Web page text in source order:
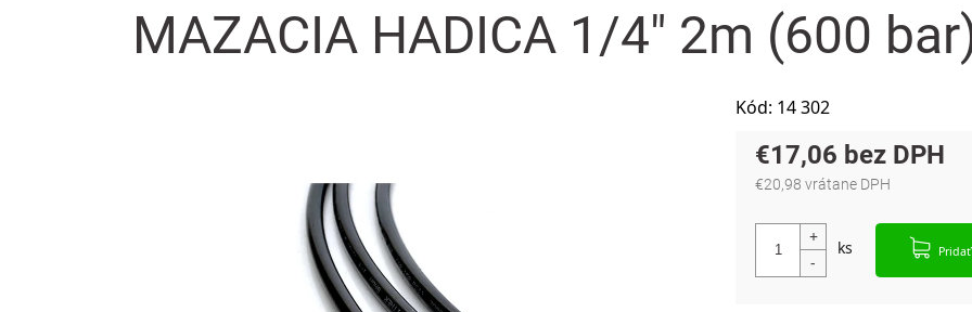
MAZACIA HADICA 1/4" 2m (600
€17,06
€20,98 vrátane DPH
Kód: 14 302